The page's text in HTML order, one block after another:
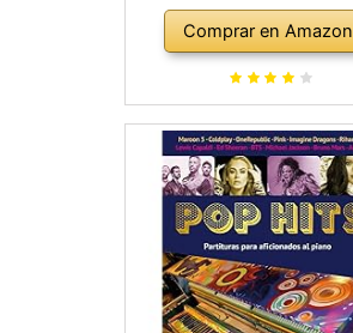
Grandes Clásicos de la
dividida en 3 Niveles de
diferentes
Comprar en Amazon